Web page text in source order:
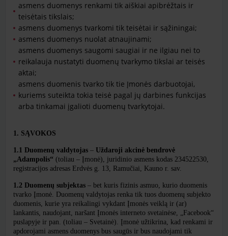
asmens duomenys renkami tik aiškiai apibrėžtais ir
teisėtais tikslais;
asmens duomenys tvarkomi tik teisėtai ir sąžiningai;
asmens duomenys nuolat atnaujinami;
asmens duomenys saugomi saugiai ir ne ilgiau nei to
reikalauja nustatyti duomenų tvarkymo tikslai ar teisės
aktai;
asmens duomenis tvarko tik tie Įmonės darbuotojai,
kuriems suteikta tokia teisė pagal jų darbines funkcijas
arba tinkamai įgalioti duomenų tvarkytojai.
1. SĄVOKOS
1.1 Duomenų valdytojas – Uždaroji akcinė bendrovė
„Adampolis“ (toliau – Įmonė), juridinio asmens kodas 234522530,
registracijos adresas Erdvės g. 13, Ramučiai, Kauno r. sav.
1.2 Duomenų subjektas – bet kuris fizinis asmuo, kurio duomenis
tvarko Įmonė. Duomenų valdytojas renka tik tuos duomenų subjekto
duomenis, kurie yra reikalingi vykdant Įmonės veiklą ir (ar)
lankantis, naudojant, naršant Įmonės interneto svetainėse, „Facebook“
puslapyje ir pan. (toliau – Svetainė). Įmonė užtikrina, kad renkami ir
apdorojami asmens duomenys bus saugūs ir bus naudojami tik